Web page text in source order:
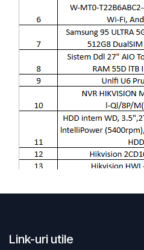
Link-uri utile